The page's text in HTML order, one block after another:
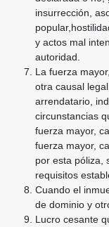
insurrección,
y actos mal
autoridad.
La fuerza
otra causal
arrendatario,
circunstancias
fuerza mayor,
fuerza mayor,
por esta póliza,
requisitos
Cuando el
de dominio y
Lucro cesante